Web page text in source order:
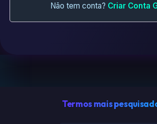
Não tem conta? Criar Conta
Termos mais